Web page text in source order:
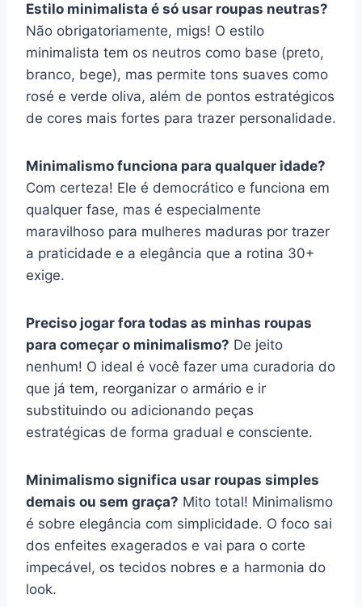
Estilo minimalista é só usar roupas neutras?
Não obrigatoriamente, migs! O estilo
minimalista tem os neutros como base (preto,
branco, bege), mas permite tons suaves como
rosé e verde oliva, além de pontos estratégicos
de cores mais fortes para trazer personalidade.
Minimalismo funciona para qualquer idade?
Com certeza! Ele é democrático e funciona em
qualquer fase, mas é especialmente
maravilhoso para mulheres maduras por trazer
a praticidade e a elegância que a rotina 30+
exige.
Preciso jogar fora todas as minhas roupas
para começar o minimalismo? De jeito
nenhum! O ideal é você fazer uma curadoria do
que já tem, reorganizar o armário e ir
substituindo ou adicionando peças
estratégicas de forma gradual e consciente.
Minimalismo significa usar roupas simples
demais ou sem graça? Mito total! Minimalismo
é sobre elegância com simplicidade. O foco sai
dos enfeites exagerados e vai para o corte
impecável, os tecidos nobres e a harmonia do
look.